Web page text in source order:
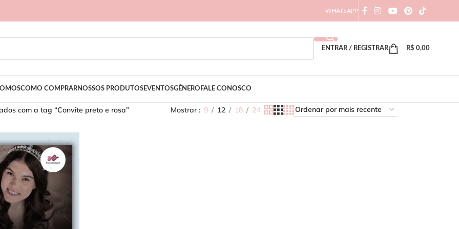
WHATSAPP
ENTRAR / REGISTRAR R$ 0,00
COMO COMPRARNOSSOS PRODUTOSEVENTOSGÊNERO FALE CONOSCO
com a tag “Convite preto e rosa” Mostrar 9 12 18 24